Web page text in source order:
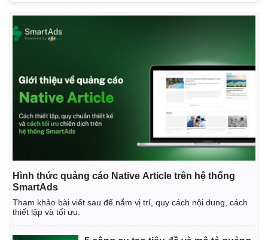
Hình thức quảng cáo Native Article trên hệ thống
SmartAds
Tham khảo bài viết sau để nắm vị trí, quy cách nội dung, cách
thiết lập và tối ưu.